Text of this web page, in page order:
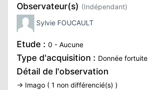
Observateur(s) (Indépendant)
Sylvie FOUCAULT
Etude : 0 - Aucune
Type d'acquisition : Donnée fortuite
Détail de l'observation
→ Imago ( 1 non différencié(s) )